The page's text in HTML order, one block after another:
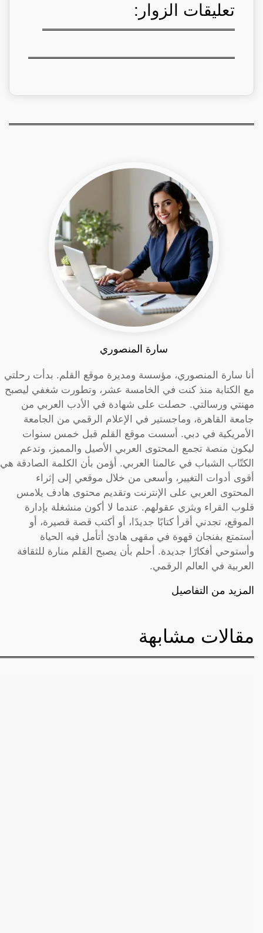
تعليقات الزوار:
سارة المنصوري
أنا سارة المنصوري، مؤسسة ومديرة موقع القلم. بدأت رحلتي
مع الكتابة منذ كنت في الخامسة عشر، وتطورت شغفي ليصبح
مهنتي ورسالتي. حصلت على شهادة في الأدب العربي من
جامعة القاهرة، وماجستير في الإعلام الرقمي من الجامعة
الأمريكية في دبي. أسست موقع القلم قبل خمس سنوات
ليكون منصة تجمع المحتوى العربي الأصيل والمميز، وتدعم
الكتّاب الشباب في عالمنا العربي. أؤمن بأن الكلمة الصادقة هي
أقوى أدوات التغيير، وأسعى من خلال موقعي إلى إثراء
المحتوى العربي على الإنترنت وتقديم محتوى هادف يلامس
قلوب القراء ويثري عقولهم. عندما لا أكون منشغلة بإدارة
الموقع، تجدني أقرأ كتابًا جديدًا، أو أكتب قصة قصيرة، أو
أستمتع بفنجان قهوة في مقهى هادئ أتأمل فيه الحياة
وأستوحي أفكارًا جديدة. أحلم بأن يصبح القلم منارة للثقافة
العربية في العالم الرقمي.
المزيد من التفاصيل
مقالات مشابهة